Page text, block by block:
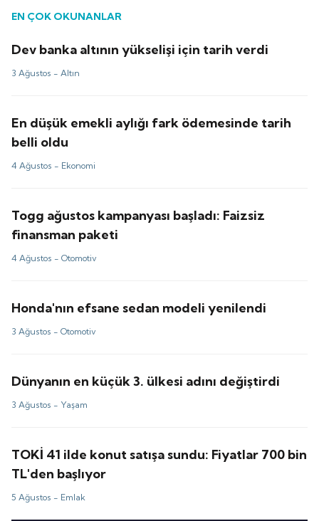
EN ÇOK OKUNANLAR
Dev banka altının yükselişi için tarih verdi
3 Ağustos -Altın
En düşük emekli aylığı fark ödemesinde tarih
belli oldu
4 Ağustos - Ekonomi
Togg ağustos kampanyası başladı: Faizsiz
finansman paketi
4 Ağustos -Otomotiv
Honda'nın efsane sedan modeli yenilendi
3 Ağustos -Otomotiv
Dünyanın en küçük 3. ülkesi adını değiştirdi
3 Ağustos - Yaşam
TOKİ 41 ilde konut satışa sundu: Fiyatlar 700 bin
TL'den başlıyor
5 Ağustos - Emlak